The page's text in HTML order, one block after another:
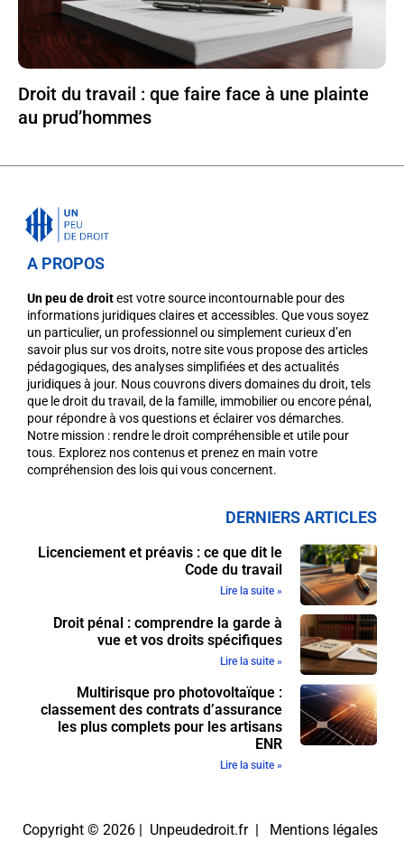
Droit du travail : que faire face à une plainte
au prud’hommes
A PROPOS
Un peu de droitest votre source incontournable pour des
informations juridiques claires et accessibles. Que vous soyez
un particulier, un professionnel ou simplement curieux d’en
savoir plus sur vos droits, notre site vous propose des articles
pédagogiques, des analyses simplifiées et des actualités
juridiques à jour. Nous couvrons divers domaines du droit, tels
que le droit du travail, de la famille, immobilier ou encore pénal,
pour répondre à vos questions et éclairer vos démarches.
Notre mission : rendre le droit compréhensible et utile pour
tous. Explorez nos contenus et prenez en main votre
compréhension des lois qui vous concernent.
DERNIERS ARTICLES
Licenciement et préavis : ce que dit le
Code du travail
Lire la suite »
Droit pénal : comprendre la garde à
vue et vos droits spécifiques
Lire la suite »
Multirisque pro photovoltaïque :
classement des contrats d’assurance
les plus complets pour les artisans
ENR
Lire la suite »
Copyright © 2026 | Unpeudedroit.fr | Mentions légales